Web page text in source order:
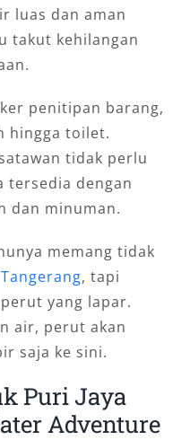
luas dan aman
takut kehilangan
penitipan barang,
hingga toilet.
tidak perlu
tersedia dengan
dan minuman.
memang tidak
, tapi
yang lapar.
air, perut akan
saja ke sini.
Puri Jaya
Adventure